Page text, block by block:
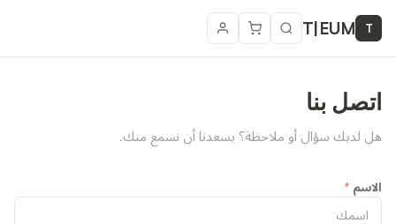
T
T|EUM
اتصل بنا
هل لديك سؤال أو ملاحظة؟ يسعدنا أن نسمع منك.
الاسم *